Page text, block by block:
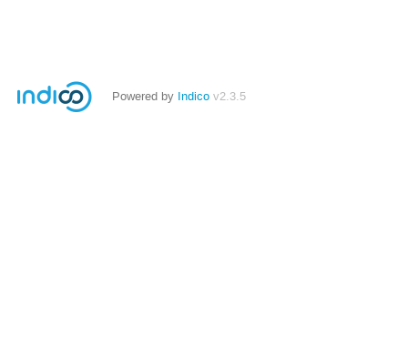
Powered by Indico v2.3.5